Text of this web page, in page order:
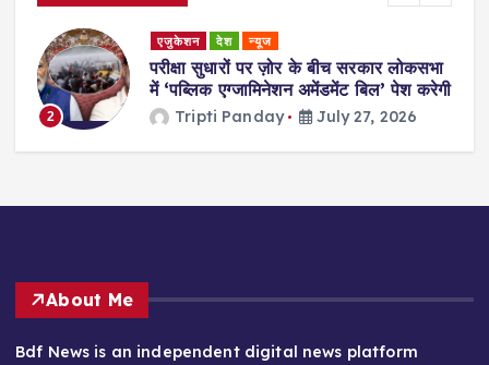
पर ज़ोर के बीच सरकार लोकसभा
अमेंडमेंट बिल’ पेश करेगी
July 27, 2026 3
प्रह्लाद जोशी बने
के इस्तीफे के बाद
Tripti
About Me
Bdf News is an independent digital news platform